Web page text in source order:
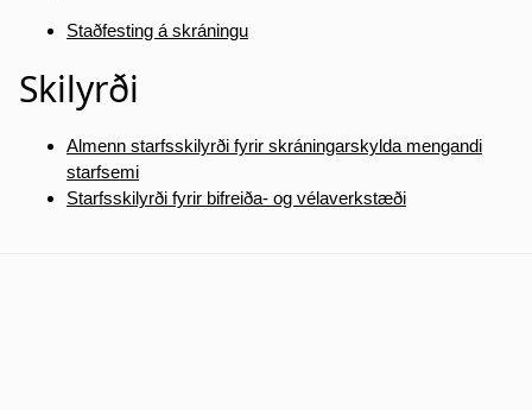
Staðfesting á skráningu
Skilyrði
Almenn starfsskilyrði fyrir skráningarskylda mengandi
starfsemi
Starfsskilyrði fyrir bifreiða- og vélaverkstæði